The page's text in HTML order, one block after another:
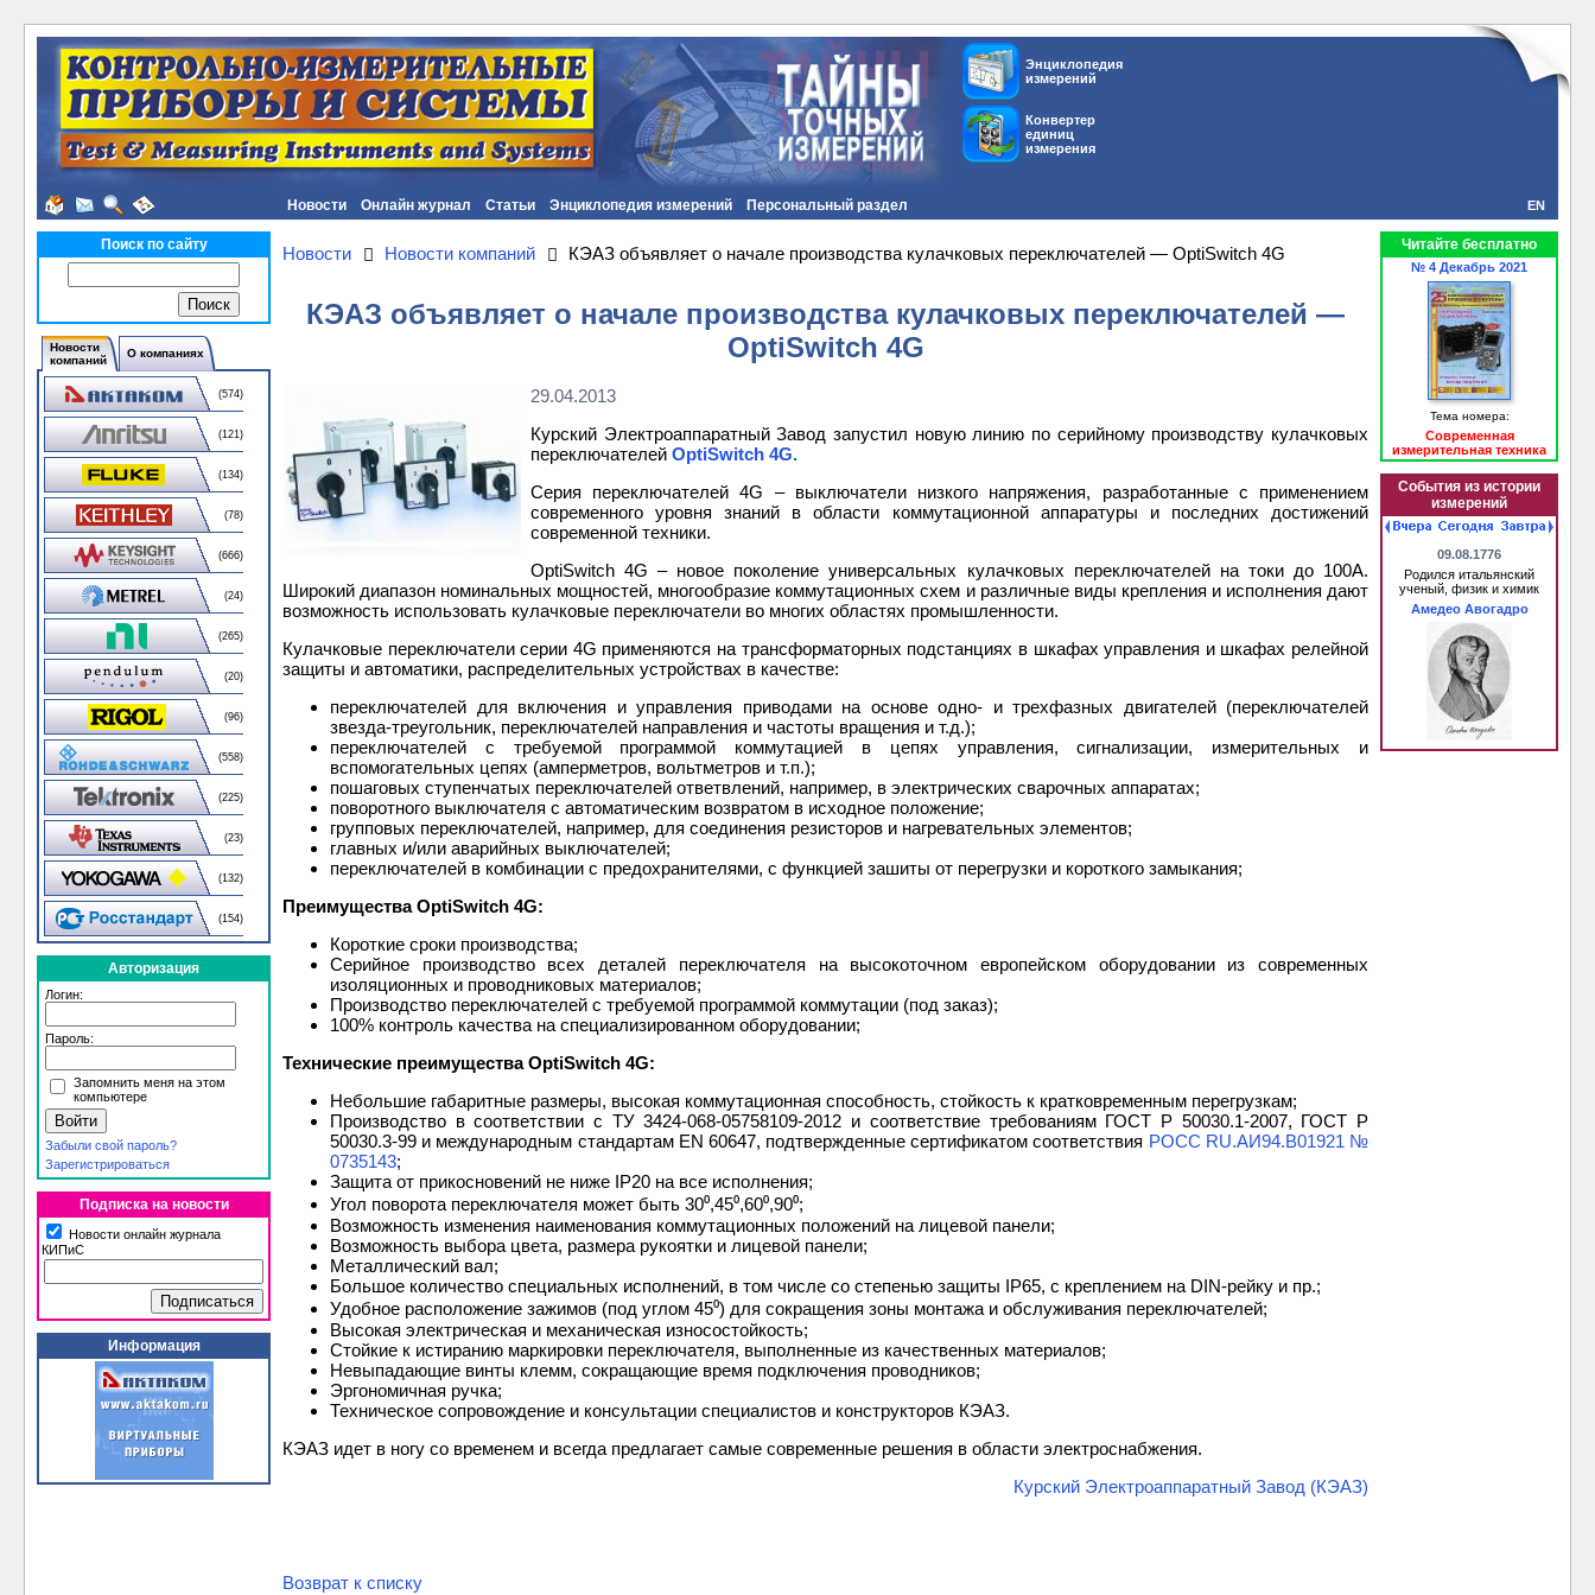
Энциклопедия
измерений
Конвертер
единиц
измерения
Новости Онлайн журнал Статьи Энциклопедия измерений Персональный раздел EN
Поиск по сайту
Новости
компаний
О компаниях
(574)
(121)
(134)
(78)
(666)
(24)
(265)
(20)
(96)
(558)
(225)
(23)
(132)
(154)
Авторизация
Логин:
Пароль:
Запомнить меня на этом
компьютере
Забыли свой пароль?
Зарегистрироваться
Подписка на новости
Новости онлайн журнала
КИПиС
Информация
Новости Новости компаний КЭАЗ объявляет о начале производства кулачковых переключателей — OptiSwitch 4G
КЭАЗ объявляет о начале производства кулачковых переключателей —
OptiSwitch 4G
29.04.2013
Курский Электроаппаратный Завод запустил новую линию по серийному производству кулачковых
переключателей OptiSwitch 4G.
Серия переключателей 4G – выключатели низкого напряжения, разработанные с применением
современного уровня знаний в области коммутационной аппаратуры и последних достижений
современной техники.
OptiSwitch 4G – новое поколение универсальных кулачковых переключателей на токи до 100А.
Широкий диапазон номинальных мощностей, многообразие коммутационных схем и различные виды крепления и исполнения дают
возможность использовать кулачковые переключатели во многих областях промышленности.
Кулачковые переключатели серии 4G применяются на трансформаторных подстанциях в шкафах управления и шкафах релейной
защиты и автоматики, распределительных устройствах в качестве:
переключателей для включения и управления приводами на основе одно- и трехфазных двигателей (переключателей
звезда-треугольник, переключателей направления и частоты вращения и т.д.);
переключателей с требуемой программой коммутацией в цепях управления, сигнализации, измерительных и
вспомогательных цепях (амперметров, вольтметров и т.п.);
пошаговых ступенчатых переключателей ответвлений, например, в электрических сварочных аппаратах;
поворотного выключателя с автоматическим возвратом в исходное положение;
групповых переключателей, например, для соединения резисторов и нагревательных элементов;
главных и/или аварийных выключателей;
переключателей в комбинации с предохранителями, с функцией зашиты от перегрузки и короткого замыкания;
Преимущества OptiSwitch 4G:
Короткие сроки производства;
Серийное производство всех деталей переключателя на высокоточном европейском оборудовании из современных
изоляционных и проводниковых материалов;
Производство переключателей с требуемой программой коммутации (под заказ);
100% контроль качества на специализированном оборудовании;
Технические преимущества OptiSwitch 4G:
Небольшие габаритные размеры, высокая коммутационная способность, стойкость к кратковременным перегрузкам;
Производство в соответствии с ТУ 3424-068-05758109-2012 и соответствие требованиям ГОСТ Р 50030.1-2007, ГОСТ Р
50030.3-99 и международным стандартам ЕN 60647, подтвержденные сертификатом соответствия РОСС RU.АИ94.В01921 №
0735143;
Защита от прикосновений не ниже IP20 на все исполнения;
Угол поворота переключателя может быть 30⁰,45⁰,60⁰,90⁰;
Возможность изменения наименования коммутационных положений на лицевой панели;
Возможность выбора цвета, размера рукоятки и лицевой панели;
Металлический вал;
Большое количество специальных исполнений, в том числе со степенью защиты IP65, с креплением на DIN-рейку и пр.;
Удобное расположение зажимов (под углом 45⁰) для сокращения зоны монтажа и обслуживания переключателей;
Высокая электрическая и механическая износостойкость;
Стойкие к истиранию маркировки переключателя, выполненные из качественных материалов;
Невыпадающие винты клемм, сокращающие время подключения проводников;
Эргономичная ручка;
Техническое сопровождение и консультации специалистов и конструкторов КЭАЗ.
КЭАЗ идет в ногу со временем и всегда предлагает самые современные решения в области электроснабжения.
Курский Электроаппаратный Завод (КЭАЗ)
Возврат к списку
Читайте бесплатно
№ 4 Декабрь 2021
Тема номера:
Современная
измерительная техника
События из истории
измерений
09.08.1776
Родился итальянский
ученый, физик и химик
Амедео Авогадро